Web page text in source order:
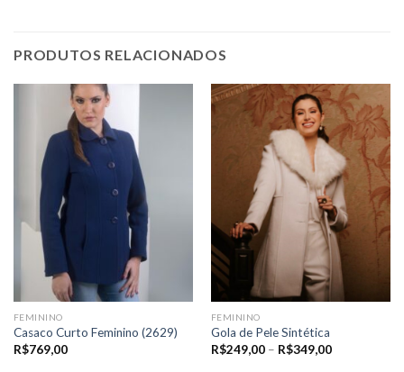
PRODUTOS RELACIONADOS
FEMININO
Casaco Curto Feminino (2629)
R$769,00
FEMININO
Gola de Pele Sintética
R$249,00 – R$349,00Price